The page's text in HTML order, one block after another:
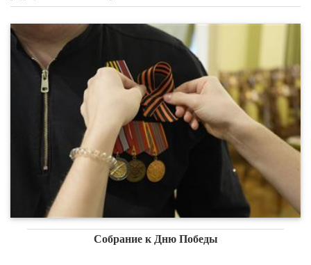
Собрание к Дню Победы